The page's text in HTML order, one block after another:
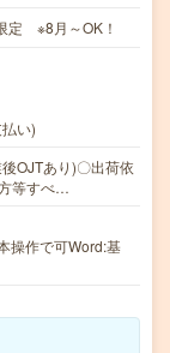
定 ※8月～OK！
い)
OJTあり)〇出荷依
等すべ…
操作で可Word:基